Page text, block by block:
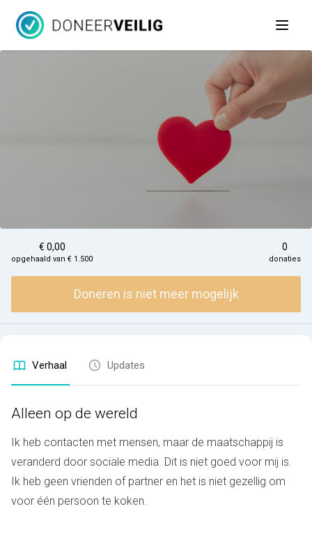
Open
€ 0,00
opgehaald van € 1.500
0
donaties
Doneren is niet meer mogelijk
Verhaal Updates
Alleen op de wereld
Ik heb contacten met mensen, maar de maatschappij is
veranderd door sociale media. Dit is niet goed voor mij is.
Ik heb geen vrienden of partner en het is niet gezellig om
voor één persoon te koken.